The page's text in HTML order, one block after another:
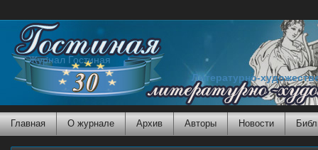
Журнал Гостиная
Литературно-
Главная О журнале Архив Авторы Новости